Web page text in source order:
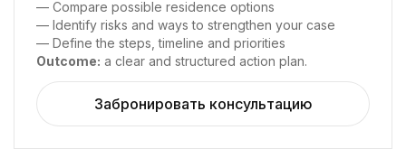
— Compare possible residence options
— Identify risks and ways to strengthen your case
— Define the steps, timeline and priorities
Outcome: a clear and structured action plan.
Забронировать консультацию